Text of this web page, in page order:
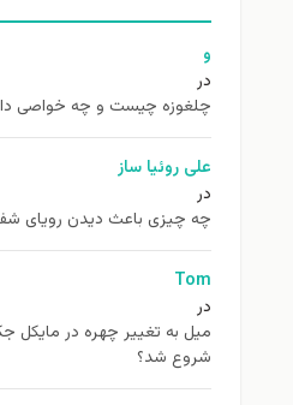
و
در
چلغوزه چیست و چه خواصی
علی روئیا ساز
در
چه چیزی باعث دیدن رویای
Tom
در
ميل به تغيير چهره در مایکل
شروع شد؟